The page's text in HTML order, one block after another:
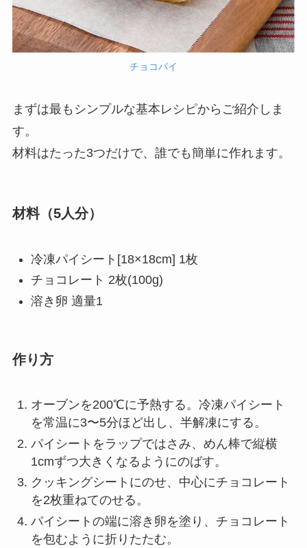
チョコパイ
まずは最もシンプルな基本レシピからご紹介しま
す。
材料はたった3つだけで、誰でも簡単に作れます。
材料（5人分）
冷凍パイシート[18×18cm] 1枚
チョコレート 2枚(100g)
溶き卵 適量1
作り方
オーブンを200℃に予熱する。冷凍パイシート
を常温に3〜5分ほど出し、半解凍にする。
パイシートをラップではさみ、めん棒で縦横
1cmずつ大きくなるようにのばす。
クッキングシートにのせ、中心にチョコレート
を2枚重ねてのせる。
パイシートの端に溶き卵を塗り、チョコレート
を包むように折りたたむ。